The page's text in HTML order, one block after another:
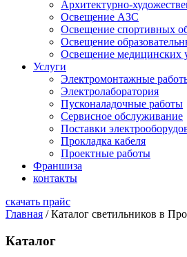
Архитектурно-
Освещение АЗС
Освещение спортивных
Освещение
Освещение медицинских
Услуги
Электромонтажные
Электролаборатория
Пусконаладочные работы
Сервисное обслуживание
Поставки
Прокладка кабеля
Проектные работы
Франшиза
контакты
скачать прайс
Главная / Каталог светильников в
Каталог